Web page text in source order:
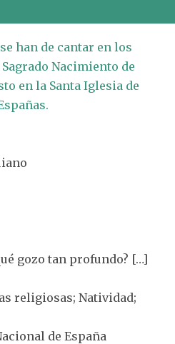
han de cantar en los
Nacimiento de
en la Santa Iglesia de
gozo tan profundo? […]
religiosas; Natividad;
de España